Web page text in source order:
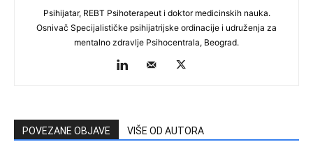
Psihijatar, REBT Psihoterapeut i doktor medicinskih nauka.
Osnivač Specijalističke psihijatrijske ordinacije i udruženja za
mentalno zdravlje Psihocentrala, Beograd.
POVEZANE OBJAVE VIŠE OD AUTORA